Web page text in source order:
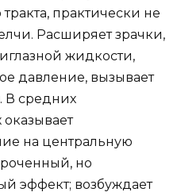
практически не
Расширяет зрачки,
жидкости,
давление, вызывает
В средних
оказывает
на центральную
но
эффект; возбуждает